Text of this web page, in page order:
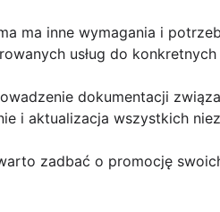
ma inne wymagania i
usług do
dokumentacji
i aktualizacja wszystkich
zadbać o promocję